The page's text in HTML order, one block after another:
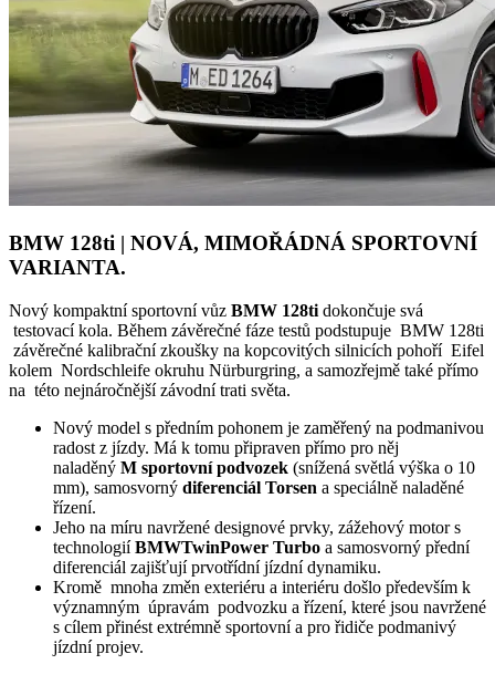
BMW 128ti | NOVÁ, MIMOŘÁDNÁ SPORTOVNÍ
VARIANTA.
Nový kompaktní sportovní vůz BMW 128ti dokončuje svá
testovací kola. Během závěrečné fáze testů podstupuje BMW 128ti
závěrečné kalibrační zkoušky na kopcovitých silnicích pohoří Eifel
kolem Nordschleife okruhu Nürburgring, a samozřejmě také přímo
na této nejnáročnější závodní trati světa.
Nový model s předním pohonem je zaměřený na podmanivou
radost z jízdy. Má k tomu připraven přímo pro něj
naladěný M sportovní podvozek (snížená světlá výška o 10
mm), samosvorný diferenciál Torsen a speciálně naladěné
řízení.
Jeho na míru navržené designové prvky, zážehový motor s
technologiíBMWTwinPower Turbo a samosvorný přední
diferenciál zajišťují prvotřídní jízdní dynamiku.
Kromě mnoha změn exteriéru a interiéru došlo především k
významným úpravám podvozku a řízení, které jsou navržené
s cílem přinést extrémně sportovní a pro řidiče podmanivý
jízdní projev.